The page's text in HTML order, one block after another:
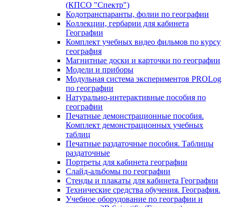
(КПСО "Спектр")
Кодотранспаранты, фолии по географии
Коллекции, гербарии для кабинета
Географии
Комплект учебных видео фильмов по курсу
география
Магнитные доски и карточки по географии
Модели и приборы
Модульная система экспериментов PROLog
по географии
Натурально-интерактивные пособия по
географии
Печатные демонстрационные пособия.
Комплект демонстрационных учебных
таблиц
Печатные раздаточные пособия. Таблицы
раздаточные
Портреты для кабинета географии
Слайд-альбомы по географии
Стенды и плакаты для кабинета Географии
Технические средства обучения. География.
Учебное оборудование по географии и